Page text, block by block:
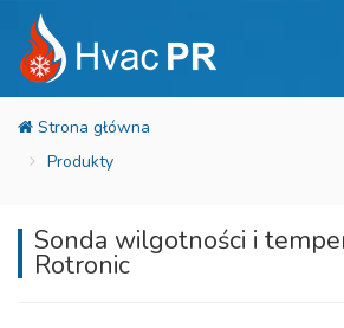
Produkty
Sonda wilgotności i
Rotronic